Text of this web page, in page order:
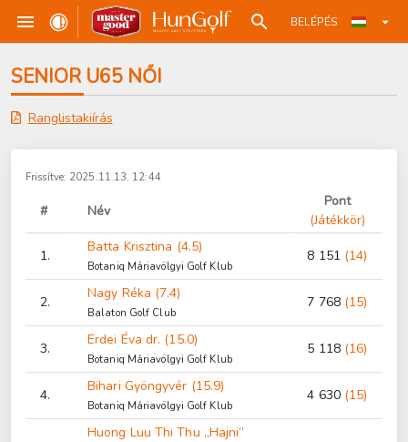
BELÉPÉS
SENIOR U65 NŐI
Ranglistakiírás
Frissítve: 2025.11.13. 12:44
# Név
Pont
(Játékkör)
1.
Batta Krisztina (4.5)
Botaniq Máriavölgyi Golf Klub
8 151 (14)
2.
Nagy Réka (7.4)
Balaton Golf Club
7 768 (15)
3.
Erdei Éva dr. (15.0)
Botaniq Máriavölgyi Golf Klub
5 118 (16)
4.
Bihari Gyöngyvér (15.9)
Botaniq Máriavölgyi Golf Klub
4 630 (15)
Huong Luu Thi Thu „Hajni”